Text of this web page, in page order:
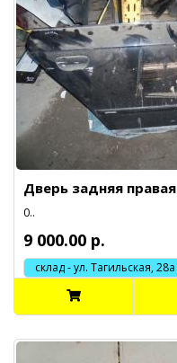
Дверь задняя правая
0..
9 000.00 р.
склад - ул. Тагильская, 28а